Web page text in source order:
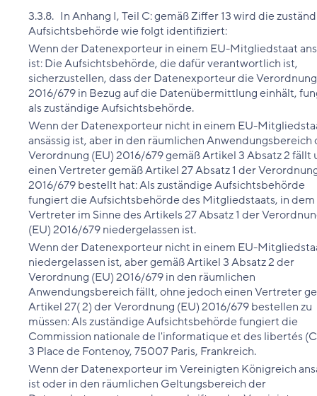
3.3.8. In Anhang I, Teil C: gemäß Ziffer 13 wird die
Aufsichtsbehörde wie folgt identifiziert:
Wenn der Datenexporteur in einem EU-Mitgliedstaat
ist: Die Aufsichtsbehörde, die dafür verantwortlich ist,
sicherzustellen, dass der Datenexporteur die
2016/679 in Bezug auf die Datenübermittlung einhält,
als zuständige Aufsichtsbehörde.
Wenn der Datenexporteur nicht in einem EU-
ansässig ist, aber in den räumlichen Anwendungsbereich
Verordnung (EU) 2016/679 gemäß Artikel 3 Absatz 2 fällt
einen Vertreter gemäß Artikel 27 Absatz 1 der
2016/679 bestellt hat: Als zuständige Aufsichtsbehörde
fungiert die Aufsichtsbehörde des Mitgliedstaats, in
Vertreter im Sinne des Artikels 27 Absatz 1 der
(EU) 2016/679 niedergelassen ist.
Wenn der Datenexporteur nicht in einem EU-
niedergelassen ist, aber gemäß Artikel 3 Absatz 2 der
Verordnung (EU) 2016/679 in den räumlichen
Anwendungsbereich fällt, ohne jedoch einen Vertreter
Artikel 27( 2) der Verordnung (EU) 2016/679 bestellen zu
müssen: Als zuständige Aufsichtsbehörde fungiert die
Commission nationale de l'informatique et des libertés
3 Place de Fontenoy, 75007 Paris, Frankreich.
Wenn der Datenexporteur im Vereinigten Königreich
ist oder in den räumlichen Geltungsbereich der